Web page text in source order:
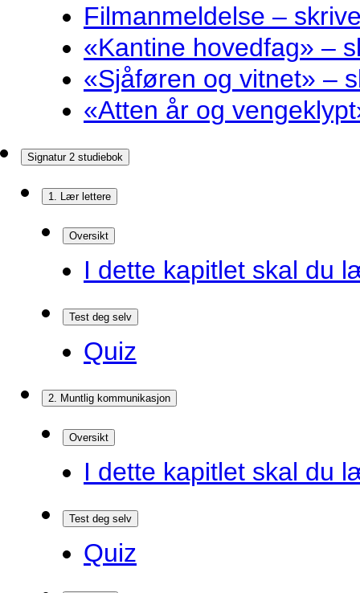
Filmanmeldelse –
«Kantine hovedfag» –
«Sjåføren og vitnet» –
«Atten år og
Signatur 2 studiebok
1. Lær lettere
Oversikt
I dette kapitlet skal du
Test deg selv
Quiz
2. Muntlig kommunikasjon
Oversikt
I dette kapitlet skal du
Test deg selv
Quiz